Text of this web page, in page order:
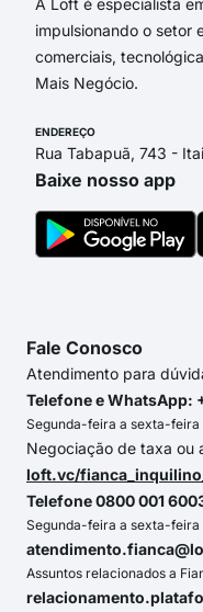
A Loft é especialista
impulsionando o setor
comerciais,
Mais Negócio.
ENDEREÇO
Rua Tabapuã, 743 -
Baixe nosso app
Fale Conosco
Atendimento para
Telefone e WhatsApp:
Segunda-feira a sexta-feira
Negociação de taxa ou
loft.vc/
Telefone 0800 001
Segunda-feira a sexta-feira
Assuntos relacionados a